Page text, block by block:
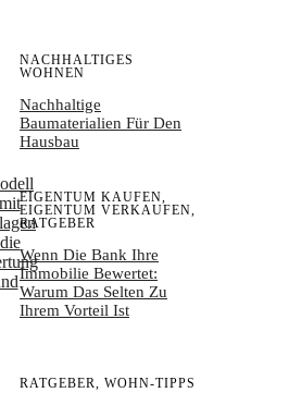
NACHHALTIGES
WOHNEN
Nachhaltige
Baumaterialien Für Den
Hausbau
EIGENTUM KAUFEN,
EIGENTUM VERKAUFEN,
RATGEBER
Wenn Die Bank Ihre
Immobilie Bewertet:
Warum Das Selten Zu
Ihrem Vorteil Ist
RATGEBER, WOHN-TIPPS